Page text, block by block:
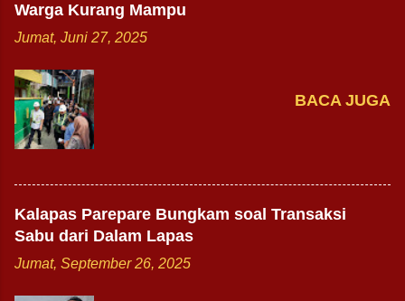
Warga Kurang Mampu
Jumat, Juni 27, 2025
BACA JUGA
Kalapas Parepare Bungkam soal Transaksi
Sabu dari Dalam Lapas
Jumat, September 26, 2025